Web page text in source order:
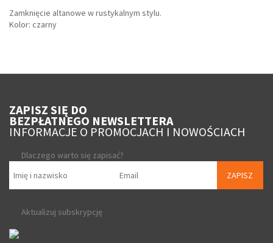
Zamknięcie altanowe w rustykalnym stylu.
Kolor: czarny
ZAPISZ SIĘ DO
BEZPŁATNEGO NEWSLETTERA
INFORMACJE O PROMOCJACH I NOWOŚCIACH
Dlaczego warto się zapisać?
ZAPISZ
Aktualizuj subskrypcję